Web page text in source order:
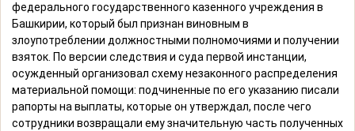
федерального государственного казенного учреждения в
Башкирии, который был признан виновным в
злоупотреблении должностными полномочиями и получении
взяток. По версии следствия и суда первой инстанции,
осужденный организовал схему незаконного распределения
материальной помощи: подчиненные по его указанию писали
рапорты на выплаты, которые он утверждал, после чего
сотрудники возвращали ему значительную часть полученных